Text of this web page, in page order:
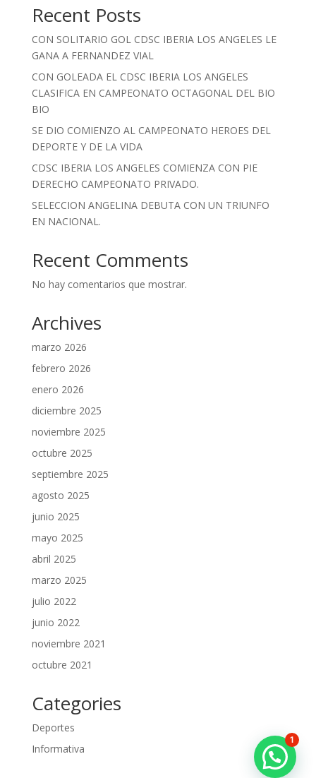
Recent Posts
CON SOLITARIO GOL CDSC IBERIA LOS ANGELES LE
GANA A FERNANDEZ VIAL
CON GOLEADA EL CDSC IBERIA LOS ANGELES
CLASIFICA EN CAMPEONATO OCTAGONAL DEL BIO
BIO
SE DIO COMIENZO AL CAMPEONATO HEROES DEL
DEPORTE Y DE LA VIDA
CDSC IBERIA LOS ANGELES COMIENZA CON PIE
DERECHO CAMPEONATO PRIVADO.
SELECCION ANGELINA DEBUTA CON UN TRIUNFO
EN NACIONAL.
Recent Comments
No hay comentarios que mostrar.
Archives
marzo 2026
febrero 2026
enero 2026
diciembre 2025
noviembre 2025
octubre 2025
septiembre 2025
agosto 2025
junio 2025
mayo 2025
abril 2025
marzo 2025
julio 2022
junio 2022
noviembre 2021
octubre 2021
Categories
Deportes
Informativa
1